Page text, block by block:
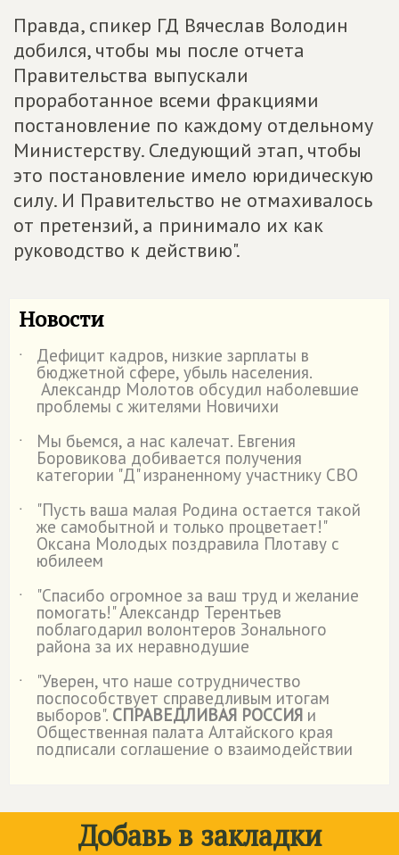
Правда, спикер ГД Вячеслав Володин
добился, чтобы мы после отчета
Правительства выпускали
проработанное всеми фракциями
постановление по каждому отдельному
Министерству. Следующий этап, чтобы
это постановление имело юридическую
силу. И Правительство не отмахивалось
от претензий, а принимало их как
руководство к действию".
Новости
˙ Дефицит кадров, низкие зарплаты в
бюджетной сфере, убыль населения.
Александр Молотов обсудил наболевшие
проблемы с жителями Новичихи
˙
Мы бьемся, а нас калечат. Евгения
Боровикова добивается получения
категории "Д" израненному участнику СВО
˙
"Пусть ваша малая Родина остается такой
же самобытной и только процветает!"
Оксана Молодых поздравила Плотаву с
юбилеем
˙
"Спасибо огромное за ваш труд и желание
помогать!" Александр Терентьев
поблагодарил волонтеров Зонального
района за их неравнодушие
˙
"Уверен, что наше сотрудничество
поспособствует справедливым итогам
выборов". СПРАВЕДЛИВАЯ РОССИЯ и
Общественная палата Алтайского края
подписали соглашение о взаимодействии
Добавь в закладки